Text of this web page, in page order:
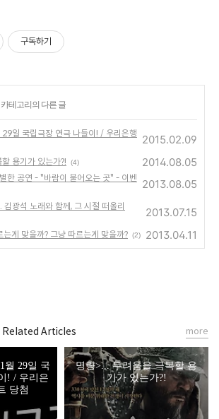
구독하기
테고리의 다른 글
일 국립극장 연극 나들이! / 우리은행 2015.02.09
용기가 있는가?! (4) 2014.08.05
한 공연 - "바람이 불어오는 곳" - 이벤 2013.08.05
김광석 노래와 함께, 그 시절 떠올리
2013.07.15
는게 맞을까? 그냥 따르는게 맞을까? (2) 2013.04.11
Related Articles
월 29일 국
! / 우리은
당첨
명량>... 두려움을 극복할 용
기가 있는가?!
more